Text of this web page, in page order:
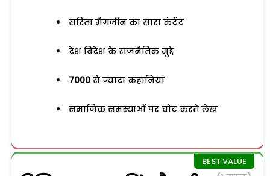
सरिता मैगजीन का सारा कंटेंट
देश विदेश के राजनैतिक मुद्दे
7000 से ज्यादा कहानियां
समाजिक समस्याओं पर चोट करते लेख